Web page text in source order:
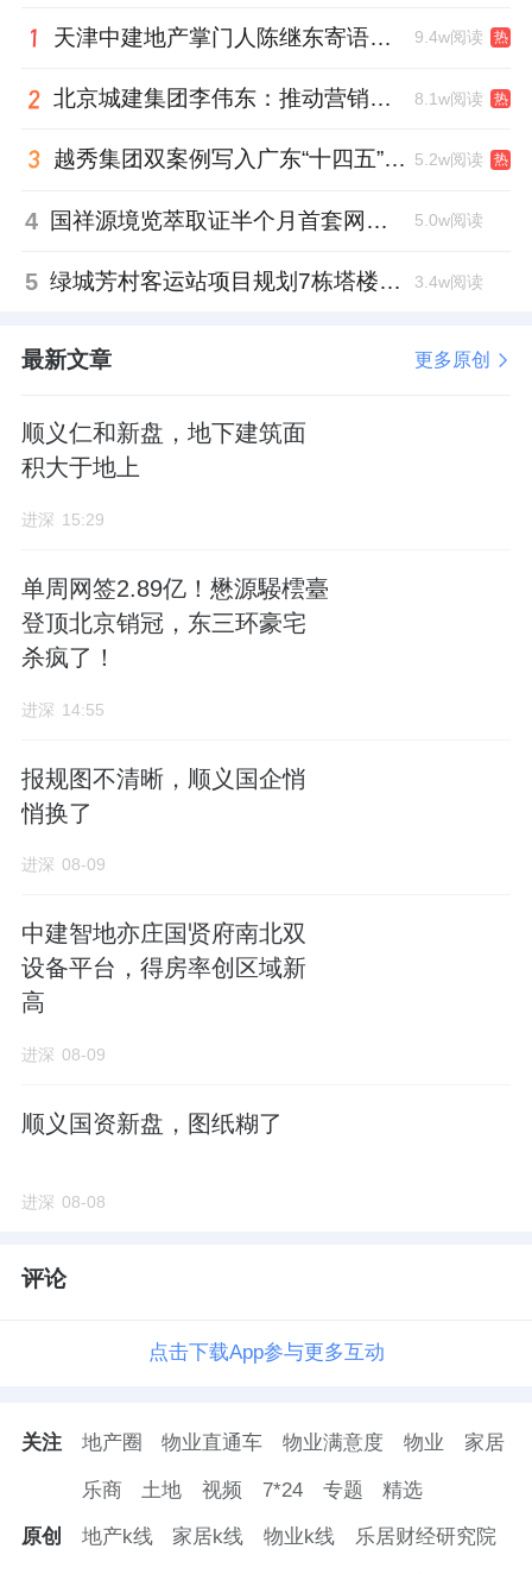
问题是去化情况都非常一般，梧桐府取证5个月
网签29套； 沐春墅9月底开盘，到现在只有 12
榜，但120平米以上房源卖得也不快，140平米
以上几乎没有网签。
（简称“兴创置地”）2024年9月以底价22.25亿
元摘得，住宅楼面价折算约3.62万元/平方米，
销售指导价6.6万元/平方米。
公司，成立于2024年10月31日，由兴创置地
100%持股，孙海滨担任项目公司总经理。
近的区域，城市界面整体较新，无老旧小区，
地铁和商业的快速发展使该板块近年来陆续成
交了多幅住宅地块。
西红门东共规划住宅用地15宗，目前已经完成
出让10宗，今年还有1宗6002地块待供应。
启，今年4月份调规后，8月份重新开始网签，
目前网签347套，成交均价5.3万元/㎡。
地、兴创置地联合开发，共456户已于去年底
化率73%，成交均价约5.82万元/㎡。
盘，共1106套住宅，目前网签809套，成交均
价6.13万/㎡。
此外，东边的6038地块11月4日成交，由中建
天津中建地产掌门人陈继东寄语青年“跳出舒适区”，曾任银行信贷经理 9.4w阅读 热
北京城建集团李伟东：推动营销工作稳中提质，严控库存增量 8.1w阅读 热
越秀集团双案例写入广东“十四五”公共文化答卷，复合文化空间助力青年发展型城市建设 5.2w阅读 热
4 国祥源境览萃取证半个月首套网签出炉：2.71万/㎡、86折 5.0w阅读
5 绿城芳村客运站项目规划7栋塔楼，刘亮亮任项目公司经理 3.4w阅读
最新文章 更多原创
顺义仁和新盘，地下建筑面
积大于地上
进深 15:29
单周网签2.89亿！懋源騴橒臺
登顶北京销冠，东三环豪宅
杀疯了！
进深 14:55
报规图不清晰，顺义国企悄
悄换了
进深 08-09
中建智地亦庄国贤府南北双
设备平台，得房率创区域新
高
进深 08-09
顺义国资新盘，图纸糊了
进深 08-08
评论
点击下载App参与更多互动
关注 地产圈 物业直通车 物业满意度 物业 家居
乐商 土地 视频 7*24 专题 精选
原创 地产k线 家居k线 物业k线 乐居财经研究院